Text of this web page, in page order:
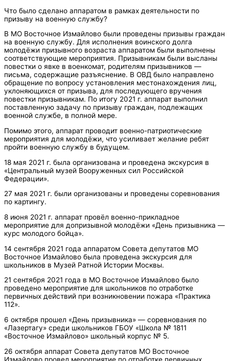
Что было сделано аппаратом в рамках деятельности по
призыву на военную службу?
В МО Восточное Измайлово были проведены призывы граждан
на военную службу. Для исполнения воинского долга
молодёжи призывного возраста аппаратом были выполнены
соответствующие мероприятия. Призывникам были высланы
повестки о явке в военкомат, родителям призывников —
письма, содержащие разъяснение. В ОВД было направлено
обращение по вопросу установления местонахождения лиц,
уклоняющихся от призыва, для последующего вручения
повестки призывникам. По итогу 2021 г. аппарат выполнил
поставленную задачу по призыву граждан, подлежащих
военной службе, в полной мере.
Помимо этого, аппарат проводит военно-патриотические
мероприятия для молодёжи, что усиливает желание ребят
пройти военную службу в будущем.
18 мая 2021 г. была организована и проведена экскурсия в
«Центральный музей Вооруженных сил Российской
Федерации».
27 мая 2021 г. были организованы и проведены соревнования
по картингу.
8 июня 2021 г. аппарат провёл военно-прикладное
мероприятие для допризывной молодёжи «День призывника —
курс молодого бойца».
14 сентября 2021 года аппаратом Совета депутатов МО
Восточное Измайлово была проведена экскурсия для
школьников в Музей Ратной Истории Москвы.
21 сентября 2021 года в МО Восточное Измайлово было
проведено мероприятие для школьников по отработке
первичных действий при возникновении пожара «Практика
112».
6 октября прошел «День призывника» — соревнования по
«Лазертагу» среди школьников ГБОУ «Школа № 1811
«Восточное Измайлово» школьный корпус № 5.
26 октября аппарат Совета депутатов МО Восточное
Измайлово провел мероприятие по отработке первичных